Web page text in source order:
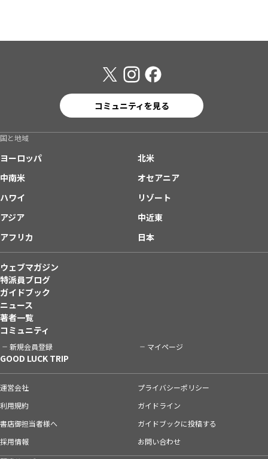
コミュニティを見る
国と地域
ヨーロッパ
北米
中南米
オセアニア
ハワイ
リゾート
アジア
中近東
アフリカ
日本
ウェブマガジン
特派員ブログ
ガイドブック
ニュース
著者一覧
コミュニティ
新規会員登録 マイページ
GOOD LUCK TRIP
運営会社
プライバシーポリシー
利用規約
ガイドライン
書店御担当者様へ
ガイドブックに投稿する
採用情報
お問い合わせ